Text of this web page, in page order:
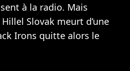
à la radio. Mais
Slovak meurt d’une
Irons quitte alors le